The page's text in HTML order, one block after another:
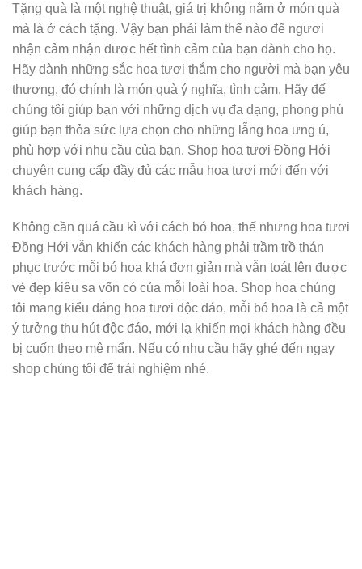
Tặng quà là một nghệ thuật, giá trị không nằm ở món quà
mà là ở cách tặng. Vậy bạn phải làm thế nào để ngươi
nhận cảm nhận được hết tình cảm của bạn dành cho họ.
Hãy dành những sắc hoa tươi thắm cho người mà bạn yêu
thương, đó chính là món quà ý nghĩa, tình cảm. Hãy đế
chúng tôi giúp bạn với những dịch vụ đa dạng, phong phú
giúp bạn thỏa sức lựa chọn cho những lẵng hoa ưng ú,
phù hợp với nhu cầu của bạn. Shop hoa tươi Đồng Hới
chuyên cung cấp đầy đủ các mẫu hoa tươi mới đến với
khách hàng.
Không cần quá cầu kì với cách bó hoa, thế nhưng hoa tươi
Đồng Hới vẫn khiến các khách hàng phải trầm trồ thán
phục trước mỗi bó hoa khá đơn giản mà vẫn toát lên được
vẻ đẹp kiêu sa vốn có của mỗi loài hoa. Shop hoa chúng
tôi mang kiểu dáng hoa tươi độc đáo, mỗi bó hoa là cả một
ý tưởng thu hút độc đáo, mới lạ khiến mọi khách hàng đều
bị cuốn theo mê mẩn. Nếu có nhu cầu hãy ghé đến ngay
shop chúng tôi để trải nghiệm nhé.